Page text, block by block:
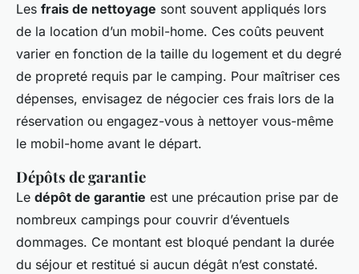
Les frais de nettoyage sont souvent appliqués lors
de la location d’un mobil-home. Ces coûts peuvent
varier en fonction de la taille du logement et du degré
de propreté requis par le camping. Pour maîtriser ces
dépenses, envisagez de négocier ces frais lors de la
réservation ou engagez-vous à nettoyer vous-même
le mobil-home avant le départ.
Dépôts de garantie
Le dépôt de garantie est une précaution prise par de
nombreux campings pour couvrir d’éventuels
dommages. Ce montant est bloqué pendant la durée
du séjour et restitué si aucun dégât n’est constaté.